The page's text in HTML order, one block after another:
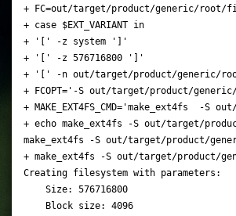
+ FC=out/target/product/generic/root/
+ case $EXT_VARIANT in
+ '[' -z system ']'
+ '[' -z 576716800 ']'
+ '[' -n out/target/product/generic/
+ FCOPT='-S out/target/product/
+ MAKE_EXT4FS_CMD='make_ext4fs
+ echo make_ext4fs -S out/target/
make_ext4fs -S out/target/product/
+ make_ext4fs -S out/target/product/
Creating filesystem with parameters:
    Size: 576716800
    Block size: 4096